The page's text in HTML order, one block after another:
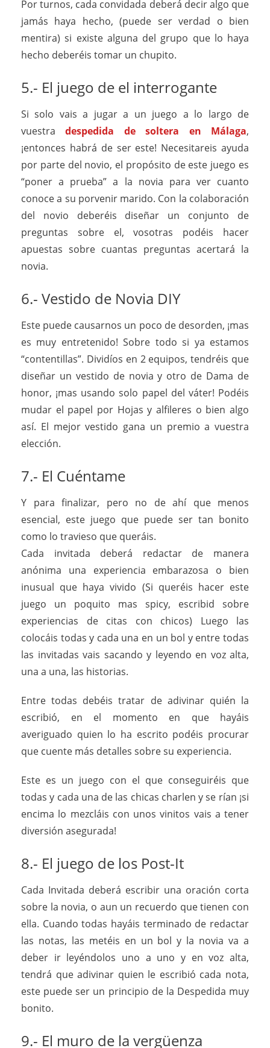
Por turnos, cada convidada deberá decir algo que
jamás haya hecho, (puede ser verdad o bien
mentira) si existe alguna del grupo que lo haya
hecho deberéis tomar un chupito.
5.- El juego de el interrogante
Si solo vais a jugar a un juego a lo largo de
vuestradespedida de soltera en Málaga,
¡entonces habrá de ser este! Necesitareis ayuda
por parte del novio, el propósito de este juego es
“poner a prueba” a la novia para ver cuanto
conoce a su porvenir marido. Con la colaboración
del novio deberéis diseñar un conjunto de
preguntas sobre el, vosotras podéis hacer
apuestas sobre cuantas preguntas acertará la
novia.
6.- Vestido de Novia DIY
Este puede causarnos un poco de desorden, ¡mas
es muy entretenido! Sobre todo si ya estamos
“contentillas”. Dividíos en 2 equipos, tendréis que
diseñar un vestido de novia y otro de Dama de
honor, ¡mas usando solo papel del váter! Podéis
mudar el papel por Hojas y alfileres o bien algo
así. El mejor vestido gana un premio a vuestra
elección.
7.- El Cuéntame
Y para finalizar, pero no de ahí que menos
esencial, este juego que puede ser tan bonito
como lo travieso que queráis.
Cada invitada deberá redactar de manera
anónima una experiencia embarazosa o bien
inusual que haya vivido (Si queréis hacer este
juego un poquito mas spicy, escribid sobre
experiencias de citas con chicos) Luego las
colocáis todas y cada una en un bol y entre todas
las invitadas vais sacando y leyendo en voz alta,
una a una, las historias.
Entre todas debéis tratar de adivinar quién la
escribió, en el momento en que hayáis
averiguado quien lo ha escrito podéis procurar
que cuente más detalles sobre su experiencia.
Este es un juego con el que conseguiréis que
todas y cada una de las chicas charlen y se rían ¡si
encima lo mezcláis con unos vinitos vais a tener
diversión asegurada!
8.- El juego de los Post-It
Cada Invitada deberá escribir una oración corta
sobre la novia, o aun un recuerdo que tienen con
ella. Cuando todas hayáis terminado de redactar
las notas, las metéis en un bol y la novia va a
deber ir leyéndolos uno a uno y en voz alta,
tendrá que adivinar quien le escribió cada nota,
este puede ser un principio de la Despedida muy
bonito.
9.- El muro de la vergüenza